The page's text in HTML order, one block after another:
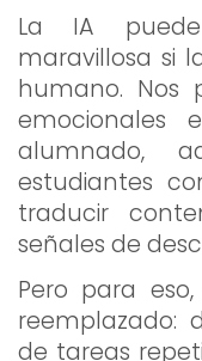
La IA
maravillosa si
humano. Nos
emocionales
alumnado,
estudiantes
traducir
señales de
Pero para
reemplazado:
de tareas